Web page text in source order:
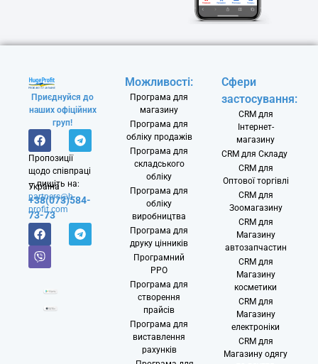
Приєднуйся до
наших офіційних
груп!
Пропозиції
щодо співпраці
— пишіть на:
partners@h-
profit.com
Україна
+38(073)584-
73-73
Можливості:
Програма для
магазину
Програма для
обліку продажів
Програма для
складського
обліку
Програма для
обліку
виробництва
Програма для
друку цінників
Програмний
РРО
Програма для
створення
прайсів
Програма для
виставлення
рахунків
Сфери
застосування:
CRM для
Інтернет-
магазину
CRM для Складу
CRM для
Оптової торгівлі
CRM для
Зоомагазину
CRM для
Магазину
автозапчастин
CRM для
Магазину
косметики
CRM для
Магазину
електроніки
CRM для
Магазину одягу